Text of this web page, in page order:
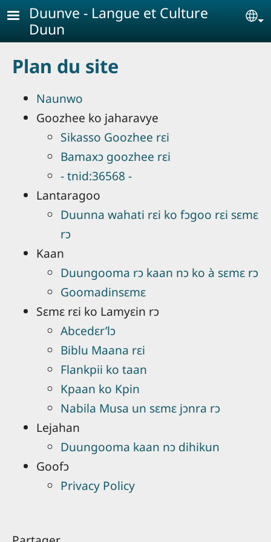
Aller au contenu principal
Duunve - Langue et Culture
Duun
Plan du site
Naunwo
Goozhee ko jaharavye
Sikasso Goozhee rɛi
Bamaxɔ goozhee rɛi
- tnid:36568 -
Lantaragoo
Duunna wahati rɛi ko fɔgoo rɛi sɛmɛ
rɔ
Kaan
Duungooma rɔ kaan nɔ ko à sɛmɛ rɔ
Goomadinsɛmɛ
Sɛmɛ rɛi ko Lamyɛin rɔ
Abcedɛr’lɔ
Biblu Maana rɛi
Flankpii ko taan
Kpaan ko Kpin
Nabila Musa un sɛmɛ jɔnra rɔ
Lejahan
Duungooma kaan nɔ dihikun
Goofɔ
Privacy Policy